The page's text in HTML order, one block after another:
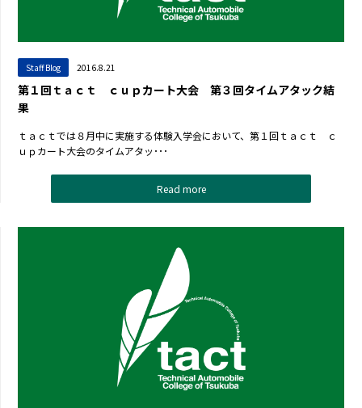
Staff Blog 2016.8.21
第１回ｔａｃｔ ｃｕｐカート大会 第３回タイムアタック結
果
ｔａｃｔでは８月中に実施する体験入学会において、第１回ｔａｃｔ ｃ
ｕｐカート大会のタイムアタッ･･･
Read more